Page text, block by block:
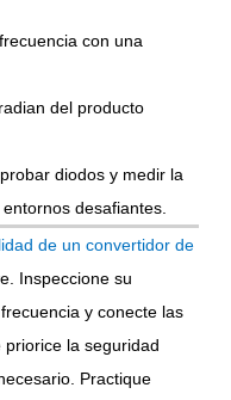
con una
del producto
diodos y medir la
desafiantes.
de un convertidor de
Inspeccione su
y conecte las
la seguridad
Practique